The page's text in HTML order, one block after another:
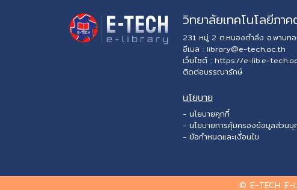
วิทยาลัยเทคโนโลยีภา
231 หมู่ 2 ต.หนองตำลึง อ.พานท
อีเมล : library@e-tech.ac.th
เว็บไซต์ : https://e-lib.e-
ติดต่อบรรณารักษ์
นโยบาย
- นโยบายคุกกี้
- นโยบายการคุ้มครองข้อมูลส่วนบุ
- ข้อกำหนดและเงื่อนไข
© E-TECH E-